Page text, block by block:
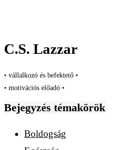
C.S. Lazzar
• vállalkozó és befektető •
• motivációs előadó •
Bejegyzés témakörök
Boldogság